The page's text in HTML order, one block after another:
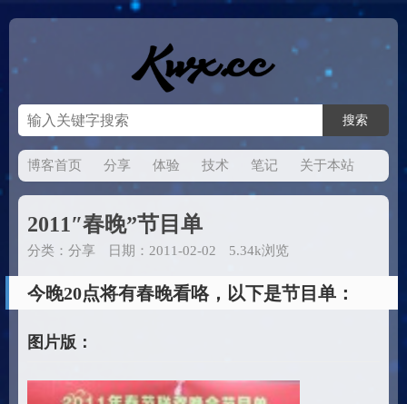
博客首页 分享 体验 技术 笔记 关于本站
2011″春晚”节目单
分类： 分享 日期：2011-02-02 5.34k浏览
今晚20点将有春晚看咯，以下是节目单：
图片版：